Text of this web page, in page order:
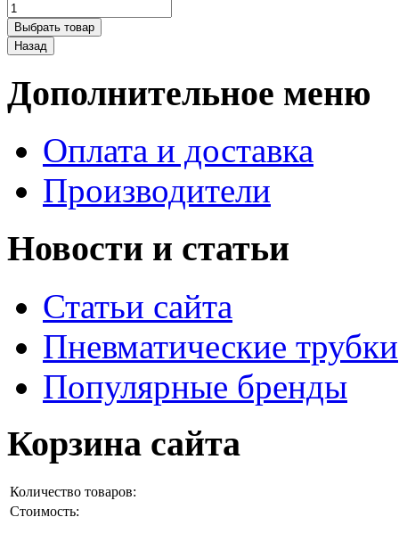
Дополнительное меню
Оплата и доставка
Производители
Новости и статьи
Статьи сайта
Пневматические трубки
Популярные бренды
Корзина сайта
Количество товаров:
Стоимость: